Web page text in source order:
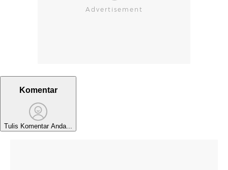
Komentar
Tulis Komentar Anda...